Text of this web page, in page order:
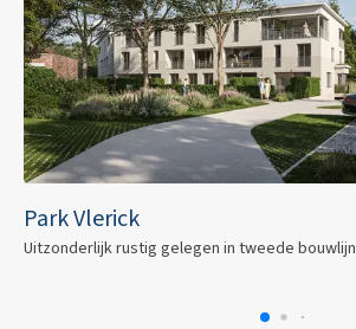
Park Vlerick
Uitzonderlijk rustig gelegen in tweede bouwlijn